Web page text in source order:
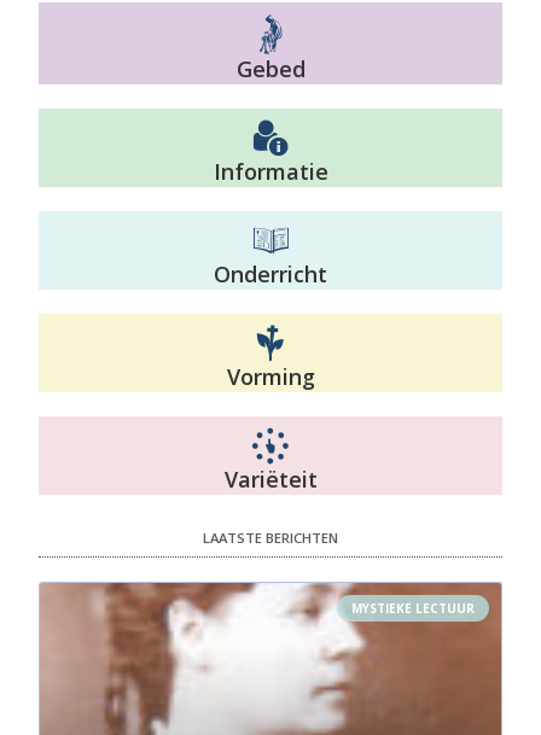
Gebed
Informatie
Onderricht
Vorming
Variëteit
LAATSTE BERICHTEN
MYSTIEKE LECTUUR